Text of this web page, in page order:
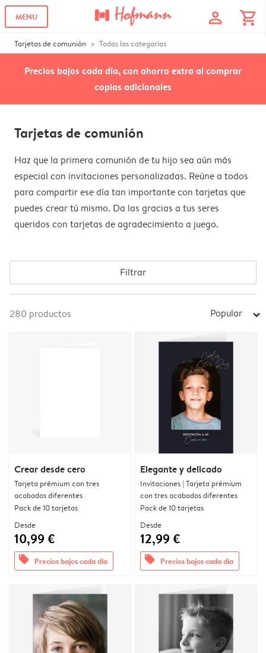
MENU profile shopping_cart
Tarjetas de comunión Todas las categorías
Precios bajos cada día, con ahorro extra al comprar
copias adicionales
Tarjetas de comunión
Haz que la primera comunión de tu hijo sea aún más
especial con invitaciones personalizadas. Reúne a todos
para compartir ese día tan importante con tarjetas que
puedes crear tú mismo. Da las gracias a tus seres
queridos con tarjetas de agradecimiento a juego.
Filtrar
280 productos Popular arrow_right
Crear desde cero
Tarjeta prémium con tres
acabados diferentes
Pack de 10 tarjetas
Desde
10,99 €
offers Precios bajos cada día
Elegante y delicado
Invitaciones | Tarjeta prémium
con tres acabados diferentes
Pack de 10 tarjetas
Desde
12,99 €
offers Precios bajos cada día